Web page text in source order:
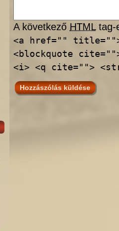
A következő HTMLtag-
<a href=""
<blockquote
<i> <q cite="">